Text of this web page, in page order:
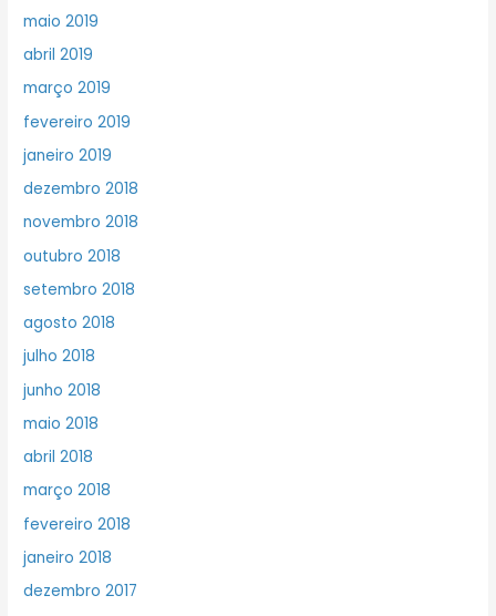
maio 2019
abril 2019
março 2019
fevereiro 2019
janeiro 2019
dezembro 2018
novembro 2018
outubro 2018
setembro 2018
agosto 2018
julho 2018
junho 2018
maio 2018
abril 2018
março 2018
fevereiro 2018
janeiro 2018
dezembro 2017